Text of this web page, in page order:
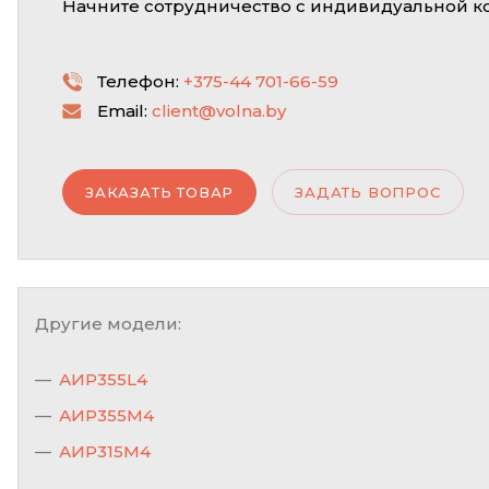
Начните сотрудничество с индивидуальной
Телефон: +375-44 701-66-59
Email: client@volna.by
ЗАКАЗАТЬ ТОВАР ЗАДАТЬ ВОПРОС
Другие модели:
АИР355L4
АИР355M4
АИР315M4